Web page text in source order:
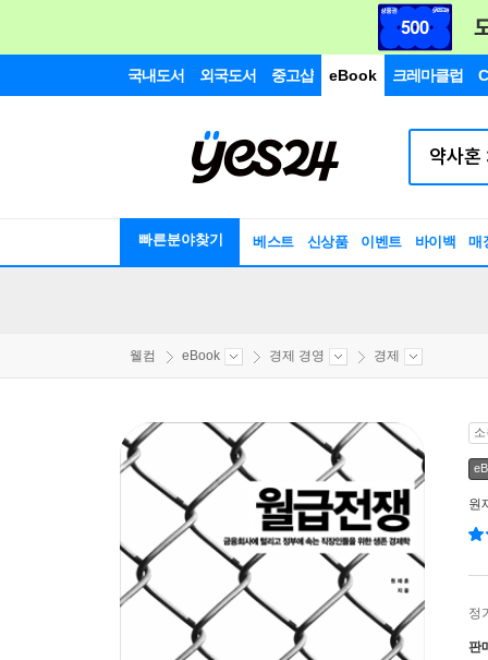
국내도서 외국도서 중고샵 eBook 크레마클럽
빠른분야찾기 베스트 신상품 이벤트 바이백 매
웰컴 eBook 경제 경영 경제
원
정
판